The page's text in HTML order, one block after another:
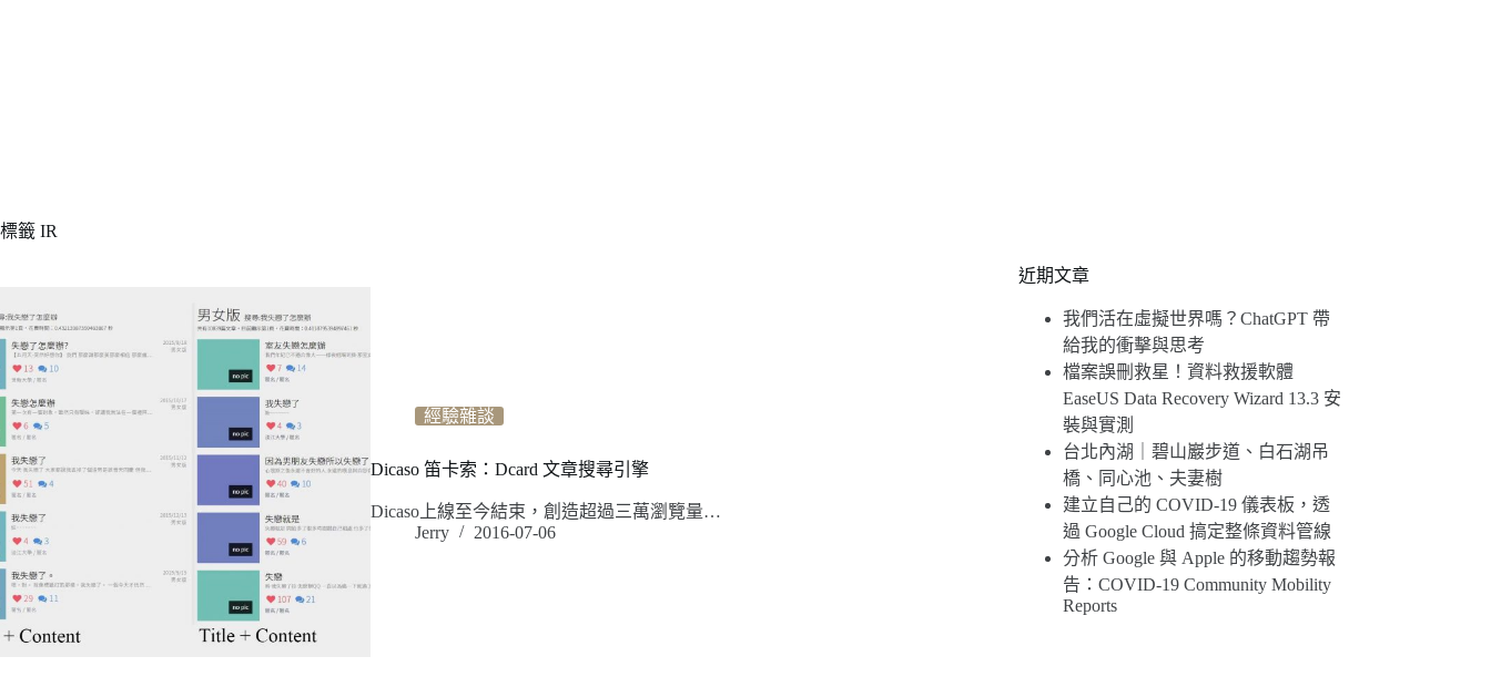
標籤 IR
經驗雜談
Dicaso 笛卡索：Dcard 文章搜尋引擎
Dicaso上線至今結束，創造超過三萬瀏覽量…
Jerry
2016-07-06
近期文章
我們活在虛擬世界嗎？ChatGPT 帶
給我的衝擊與思考
檔案誤刪救星！資料救援軟體
EaseUS Data Recovery Wizard 13.3 安
裝與實測
台北內湖｜碧山巖步道、白石湖吊
橋、同心池、夫妻樹
建立自己的 COVID-19 儀表板，透
過 Google Cloud 搞定整條資料管線
分析 Google 與 Apple 的移動趨勢報
告：COVID-19 Community Mobility
Reports